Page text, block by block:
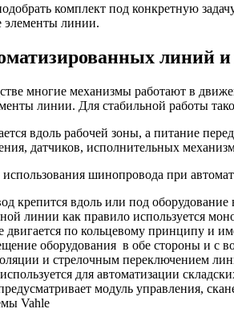
комплект под конкретную
элементы линии.
линий
многие механизмы работают в
линии. Для стабильной работы
вдоль рабочей зоны, а питание
датчиков, исполнительных
шинопровода при
вдоль или под оборудование
линии как правило используется
по кольцевому принципу и
оборудования в обе стороны и с
и стрелочным переключением
для автоматизации
модуль управления,
Vahle